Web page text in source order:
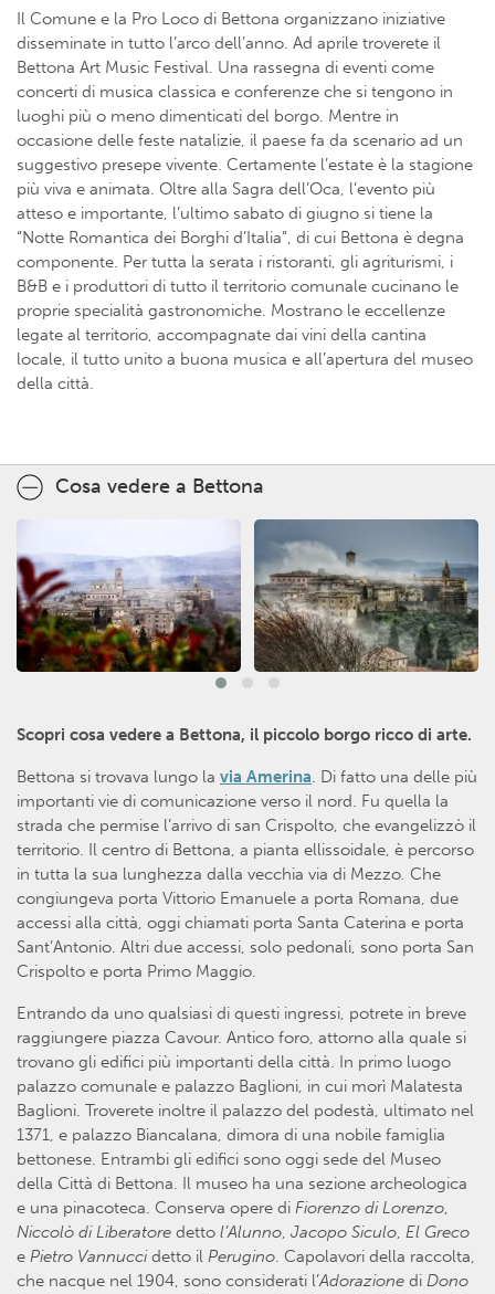
Il Comune e la Pro Loco di Bettona organizzano iniziative
disseminate in tutto l’arco dell’anno. Ad aprile troverete il
Bettona Art Music Festival. Una rassegna di eventi come
concerti di musica classica e conferenze che si tengono in
luoghi più o meno dimenticati del borgo. Mentre in
occasione delle feste natalizie, il paese fa da scenario ad un
suggestivo presepe vivente. Certamente l’estate è la stagione
più viva e animata. Oltre alla Sagra dell’Oca, l’evento più
atteso e importante, l’ultimo sabato di giugno si tiene la
“Notte Romantica dei Borghi d’Italia”, di cui Bettona è degna
componente. Per tutta la serata i ristoranti, gli agriturismi, i
B&B e i produttori di tutto il territorio comunale cucinano le
proprie specialità gastronomiche. Mostrano le eccellenze
legate al territorio, accompagnate dai vini della cantina
locale, il tutto unito a buona musica e all’apertura del museo
della città.
Cosa vedere a Bettona
Scopri cosa vedere a Bettona, il piccolo borgo ricco di arte.
Bettona si trovava lungo la via Amerina. Di fatto una delle più
importanti vie di comunicazione verso il nord. Fu quella la
strada che permise l’arrivo di san Crispolto, che evangelizzò il
territorio. Il centro di Bettona, a pianta ellissoidale, è percorso
in tutta la sua lunghezza dalla vecchia via di Mezzo. Che
congiungeva porta Vittorio Emanuele a porta Romana, due
accessi alla città, oggi chiamati porta Santa Caterina e porta
Sant’Antonio. Altri due accessi, solo pedonali, sono porta San
Crispolto e porta Primo Maggio.
Entrando da uno qualsiasi di questi ingressi, potrete in breve
raggiungere piazza Cavour. Antico foro, attorno alla quale si
trovano gli edifici più importanti della città. In primo luogo
palazzo comunale e palazzo Baglioni, in cui morì Malatesta
Baglioni. Troverete inoltre il palazzo del podestà, ultimato nel
1371, e palazzo Biancalana, dimora di una nobile famiglia
bettonese. Entrambi gli edifici sono oggi sede del Museo
della Città di Bettona. Il museo ha una sezione archeologica
e una pinacoteca. Conserva opere di Fiorenzo di Lorenzo,
Niccolò di Liberatore detto l’Alunno, Jacopo Siculo, El Greco
e Pietro Vannuccidetto il Perugino. Capolavori della raccolta,
che nacque nel 1904, sono considerati l’Adorazione di Dono